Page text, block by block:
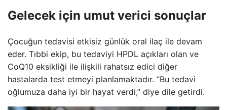
Gelecek için umut verici sonuçlar
Çocuğun tedavisi etkisiz günlük oral ilaç ile devam
eder. Tıbbi ekip, bu tedaviyi HPDL açıkları olan ve
CoQ10 eksikliği ile ilişkili rahatsız edici diğer
hastalarda test etmeyi planlamaktadır. “Bu tedavi
oğlumuza daha iyi bir hayat verdi,” diye dile getirdi.